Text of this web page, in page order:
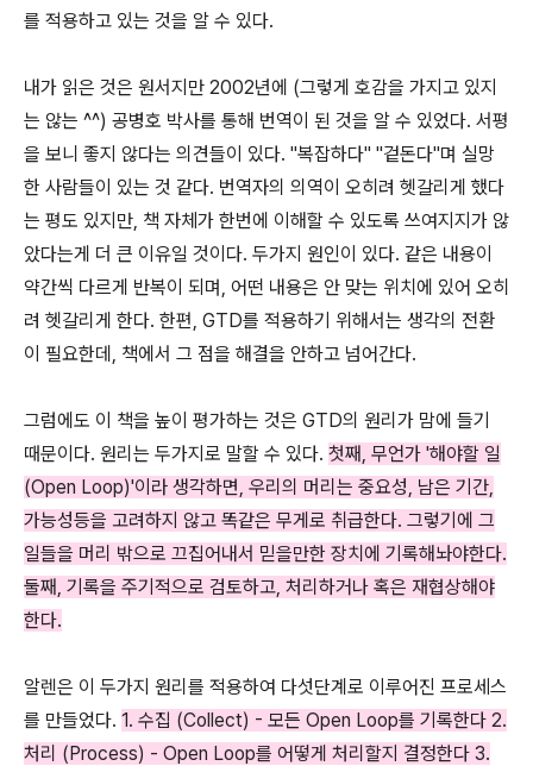
를 적용하고 있는 것을 알 수 있다.
내가 읽은 것은 원서지만 2002년에 (그렇게 호감을 가지고 있지
는 않는 ^^) 공병호 박사를 통해 번역이 된 것을 알 수 있었다. 서평
을 보니 좋지 않다는 의견들이 있다. "복잡하다" "겉돈다"며 실망
한 사람들이 있는 것 같다. 번역자의 의역이 오히려 헷갈리게 했다
는 평도 있지만, 책 자체가 한번에 이해할 수 있도록 쓰여지지가 않
았다는게 더 큰 이유일 것이다. 두가지 원인이 있다. 같은 내용이
약간씩 다르게 반복이 되며, 어떤 내용은 안 맞는 위치에 있어 오히
려 헷갈리게 한다. 한편, GTD를 적용하기 위해서는 생각의 전환
이 필요한데, 책에서 그 점을 해결을 안하고 넘어간다.
그럼에도 이 책을 높이 평가하는 것은 GTD의 원리가 맘에 들기
때문이다. 원리는 두가지로 말할 수 있다. 첫째, 무언가 '해야할 일
(Open Loop)'이라 생각하면, 우리의 머리는 중요성, 남은 기간,
가능성등을 고려하지 않고 똑같은 무게로 취급한다. 그렇기에 그
일들을 머리 밖으로 끄집어내서 믿을만한 장치에 기록해놔야한다.
둘째, 기록을 주기적으로 검토하고, 처리하거나 혹은 재협상해야
한다.
알렌은 이 두가지 원리를 적용하여 다섯단계로 이루어진 프로세스
를 만들었다. 1. 수집 (Collect) - 모든 Open Loop를 기록한다 2.
처리 (Process) - Open Loop를 어떻게 처리할지 결정한다 3.